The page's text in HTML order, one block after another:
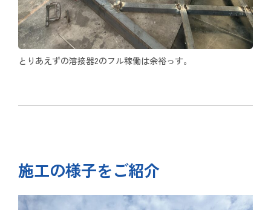
とりあえずの溶接器2のフル稼働は余裕っす。
施工の様子をご紹介